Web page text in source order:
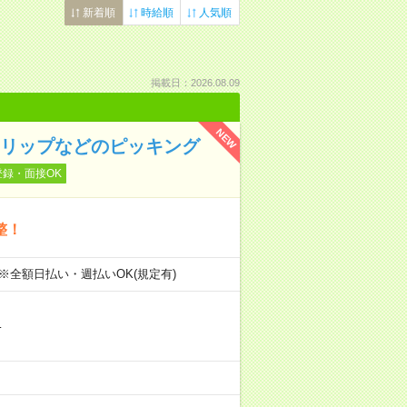
新着順 時給順 人気順
掲載日：2026.08.09
NEW
ップなどのピッキング
・面接OK
額日払い・週払いOK(規定有)